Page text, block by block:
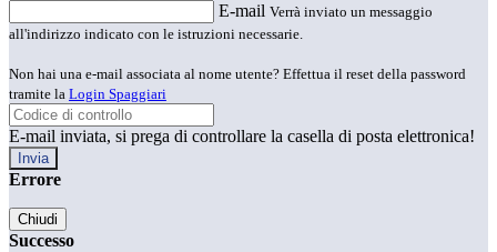
E-mail Verrà inviato un messaggio
all'indirizzo indicato con le istruzioni necessarie.
Non hai una e-mail associata al nome utente? Effettua il reset della password
tramite la Login Spaggiari
E-mail inviata, si prega di controllare la casella di posta elettronica!
Errore
Chiudi
Successo